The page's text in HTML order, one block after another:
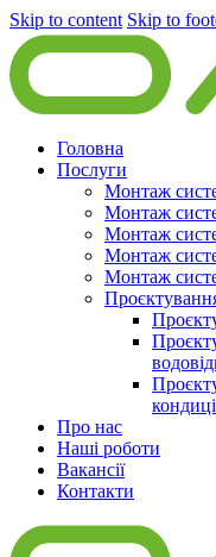
Skip to content Skip to
Головна
Послуги
Монтаж
Монтаж
Монтаж
Монтаж
Монтаж
Про нас
Наші роботи
Вакансії
Контакти